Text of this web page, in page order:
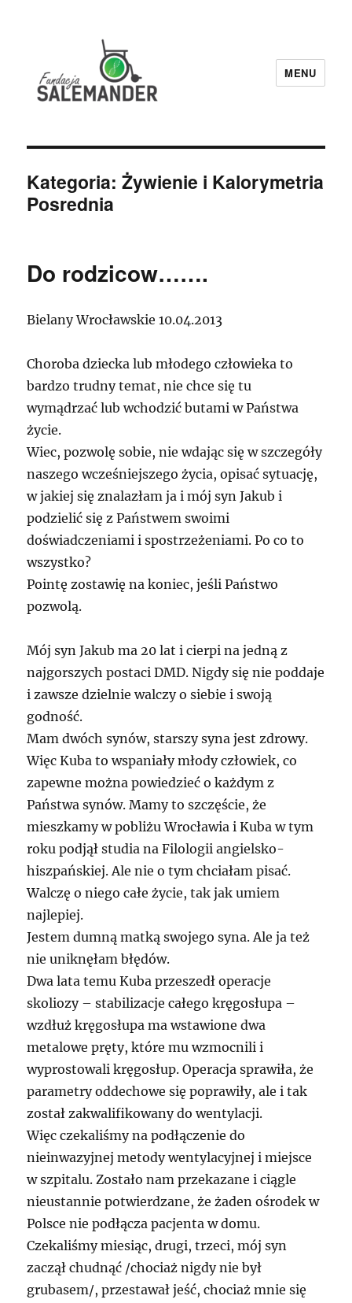
MENU
Kategoria:Żywienie i Kalorymetria
Posrednia
Do rodzicow…….
Bielany Wrocławskie 10.04.2013
Choroba dziecka lub młodego człowieka to
bardzo trudny temat, nie chce się tu
wymądrzać lub wchodzić butami w Państwa
życie.
Wiec, pozwolę sobie, nie wdając się w szczegóły
naszego wcześniejszego życia, opisać sytuację,
w jakiej się znalazłam ja i mój syn Jakub i
podzielić się z Państwem swoimi
doświadczeniami i spostrzeżeniami. Po co to
wszystko?
Pointę zostawię na koniec, jeśli Państwo
pozwolą.
Mój syn Jakub ma 20 lat i cierpi na jedną z
najgorszych postaci DMD. Nigdy się nie poddaje
i zawsze dzielnie walczy o siebie i swoją
godność.
Mam dwóch synów, starszy syna jest zdrowy.
Więc Kuba to wspaniały młody człowiek, co
zapewne można powiedzieć o każdym z
Państwa synów. Mamy to szczęście, że
mieszkamy w pobliżu Wrocławia i Kuba w tym
roku podjął studia na Filologii angielsko-
hiszpańskiej. Ale nie o tym chciałam pisać.
Walczę o niego całe życie, tak jak umiem
najlepiej.
Jestem dumną matką swojego syna. Ale ja też
nie uniknęłam błędów.
Dwa lata temu Kuba przeszedł operacje
skoliozy – stabilizacje całego kręgosłupa –
wzdłuż kręgosłupa ma wstawione dwa
metalowe pręty, które mu wzmocnili i
wyprostowali kręgosłup. Operacja sprawiła, że
parametry oddechowe się poprawiły, ale i tak
został zakwalifikowany do wentylacji.
Więc czekaliśmy na podłączenie do
nieinwazyjnej metody wentylacyjnej i miejsce
w szpitalu. Zostało nam przekazane i ciągle
nieustannie potwierdzane, że żaden ośrodek w
Polsce nie podłącza pacjenta w domu.
Czekaliśmy miesiąc, drugi, trzeci, mój syn
zaczął chudnąć /chociaż nigdy nie był
grubasem/, przestawał jeść, chociaż mnie się